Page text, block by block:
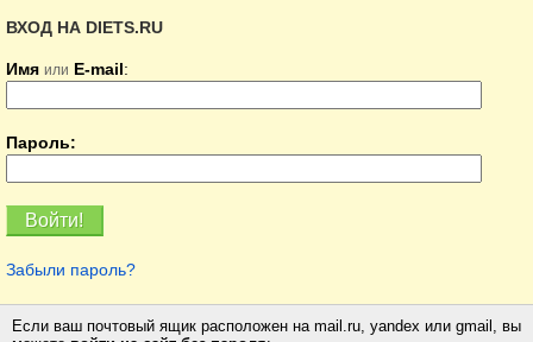
ВХОД НА DIETS.RU
Имя или E-mail:
Пароль:
Забыли пароль?
Если ваш почтовый ящик расположен на mail.ru, yandex или gmail, вы